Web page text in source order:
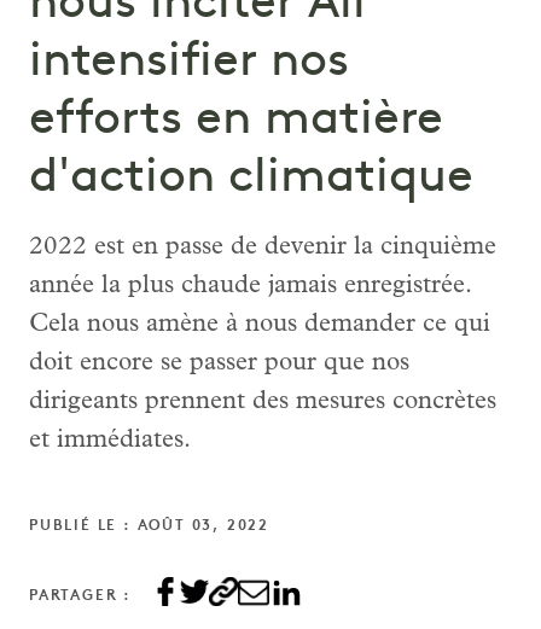
intensifier nos
efforts en matière
d'action climatique
2022 est en passe de devenir la cinquième
année la plus chaude jamais enregistrée.
Cela nous amène à nous demander ce qui
doit encore se passer pour que nos
dirigeants prennent des mesures concrètes
et immédiates.
PUBLIÉ LE : AOÛT 03, 2022
PARTAGER :